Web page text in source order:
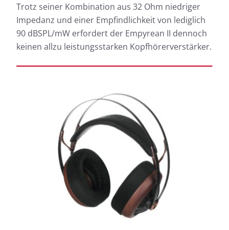
Trotz seiner Kombination aus 32 Ohm niedriger
Impedanz und einer Empfindlichkeit von lediglich
90 dBSPL/mW erfordert der Empyrean II dennoch
keinen allzu leistungsstarken Kopfhörerverstärker.